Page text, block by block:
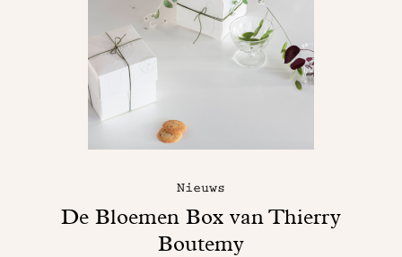
Nieuws
De Bloemen Box van Thierry
Boutemy